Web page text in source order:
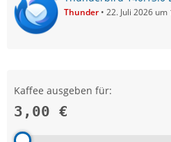
Thunder 22. Juli 2026 um
Kaffee ausgeben für:
3,00 €